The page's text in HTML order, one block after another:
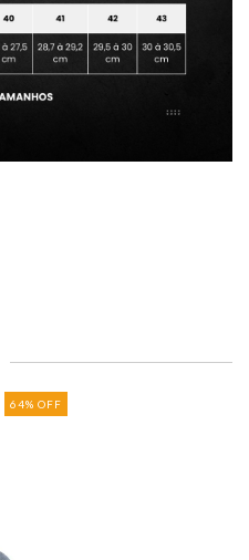
64% OFF